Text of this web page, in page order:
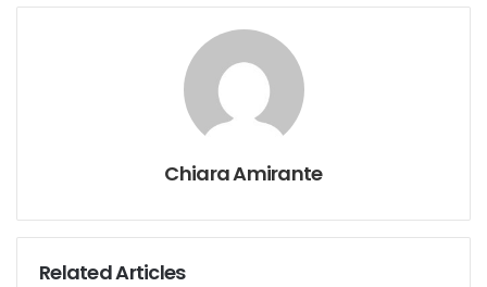
Chiara Amirante
Related Articles